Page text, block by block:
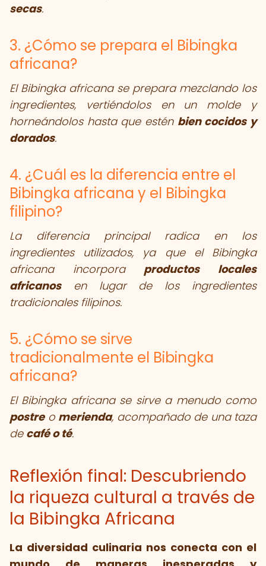
secas.
3. ¿Cómo se prepara el Bibingka
africana?
El Bibingka africana se prepara mezclando los
ingredientes, vertiéndolos en un molde y
horneándolos hasta que estén bien cocidos y
dorados.
4. ¿Cuál es la diferencia entre el
Bibingka africana y el Bibingka
filipino?
La diferencia principal radica en los
ingredientes utilizados, ya que el Bibingka
africana incorpora productos locales
africanosen lugar de los ingredientes
tradicionales filipinos.
5. ¿Cómo se sirve
tradicionalmente el Bibingka
africana?
El Bibingka africana se sirve a menudo como
postreo merienda, acompañado de una taza
de café o té.
Reflexión final: Descubriendo
la riqueza cultural a través de
la Bibingka Africana
La diversidad culinaria nos conecta con el